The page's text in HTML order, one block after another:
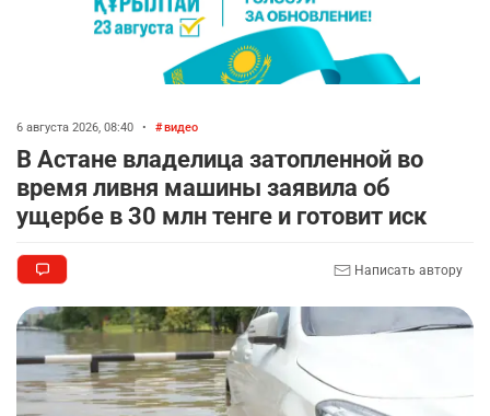
2701 1
🤝 Токаев принял главу холдинга "Байтерек"
9
🐏 Скота больше, а мясо дороже. Почему в
Казахстане продолжают расти цены на
баранину и конину
2490 5 17
10
🗣 620 человек освободили из колоний по
2373 3 19
6 августа 2026, 08:40 • видео
В Астане владелица затопленной во
время ливня машины заявила об
ущербе в 30 млн тенге и готовит иск
Написать автору